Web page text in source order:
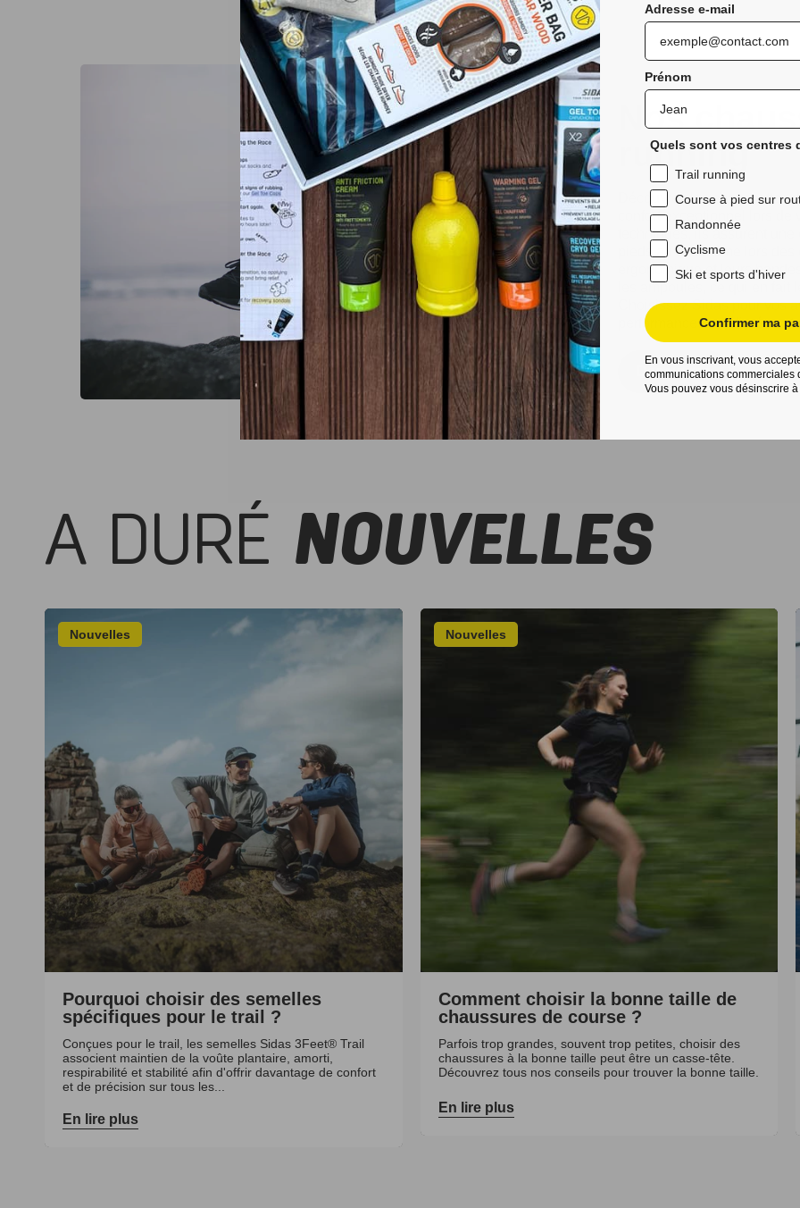
Nos
running
Découvrez les chaussettes
confort exceptionnel lors
techniques, ils assurent
pieds au sec même lors
ergonomique et leurs
les ampoules, ce qui en
Choisissez Sidas pour vos
performances améliorées et
Découvrez
A DURÉ NOUVELLES
Nouvelles
Pourquoi choisir des semelles
spécifiques pour le trail ?
Conçues pour le trail, les semelles Sidas 3Feet® Trail
associent maintien de la voûte plantaire, amorti,
respirabilité et stabilité afin d'offrir davantage de confort
et de précision sur tous les...
En lire plus
Nouvelles
Comment choisir la bonne taille de
chaussures de course ?
Parfois trop grandes, souvent trop petites, choisir des
chaussures à la bonne taille peut être un casse-tête.
Découvrez tous nos conseils pour trouver la bonne taille.
En lire plus
Adresse e-mail
Prénom
Quels sont vos centres
Trail running
Course à pied sur
Randonnée
Cyclisme
Ski et sports d'hiver
Confirmer ma
En vous inscrivant, vous
communications commerciales
Vous pouvez vous désinscrire